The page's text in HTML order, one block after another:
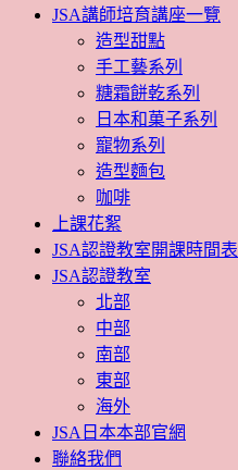
JSA講師培育講座一覽
造型甜點
手工藝系列
糖霜餅乾系列
日本和菓子系列
寵物系列
造型麵包
咖啡
上課花絮
JSA認證教室開課時間表
JSA認證教室
北部
中部
南部
東部
海外
JSA日本本部官網
聯絡我們